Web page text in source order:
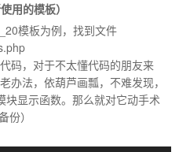
用的模板）
模板为例，找到文件
码，对于不太懂代码的朋友来
办法，依葫芦画瓢，不难发现，
显示函数。那么就对它动手术
份）